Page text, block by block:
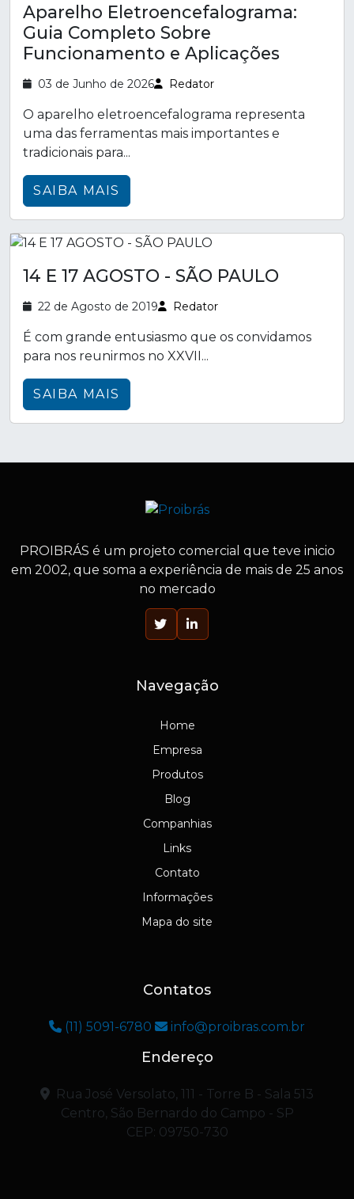
Aparelho Eletroencefalograma:
Guia Completo Sobre
Funcionamento e Aplicações
03 de Junho de 2026 Redator
O aparelho eletroencefalograma representa
uma das ferramentas mais importantes e
tradicionais para...
SAIBA MAIS
14 E 17 AGOSTO - SÃO PAULO
22 de Agosto de 2019 Redator
É com grande entusiasmo que os convidamos
para nos reunirmos no XXVII...
SAIBA MAIS
PROIBRÁS é um projeto comercial que teve inicio
em 2002, que soma a experiência de mais de 25 anos
no mercado
Navegação
Home
Empresa
Produtos
Blog
Companhias
Links
Contato
Informações
Mapa do site
Contatos
(11) 5091-6780 info@proibras.com.br
Endereço
Rua José Versolato, 111 - Torre B - Sala 513
Centro, São Bernardo do Campo - SP
CEP: 09750-730